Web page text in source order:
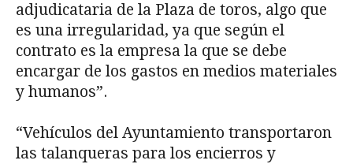
adjudicataria de la Plaza de toros, algo que
es una irregularidad, ya que según el
contrato es la empresa la que se debe
encargar de los gastos en medios materiales
y humanos”.
“Vehículos del Ayuntamiento transportaron
las talanqueras para los encierros y